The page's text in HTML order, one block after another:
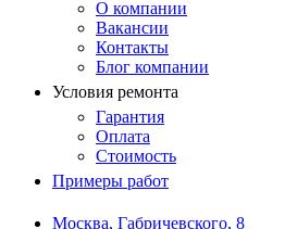
О компании
Вакансии
Контакты
Блог компании
Условия ремонта
Гарантия
Оплата
Стоимость
Примеры работ
Москва, Габричевского, 8